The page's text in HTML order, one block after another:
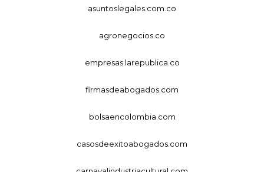
asuntoslegales.com.co
agronegocios.co
empresas.larepublica.co
firmasdeabogados.com
bolsaencolombia.com
casosdeexitoabogados.com